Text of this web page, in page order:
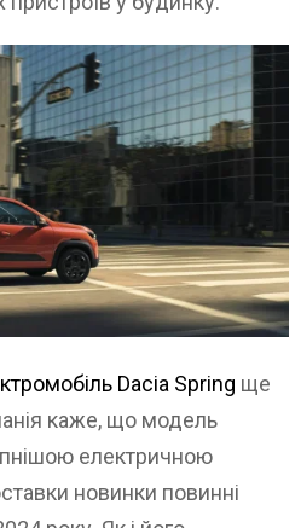
Dacia Spring ще
каже, що модель
електричною
новинки повинні